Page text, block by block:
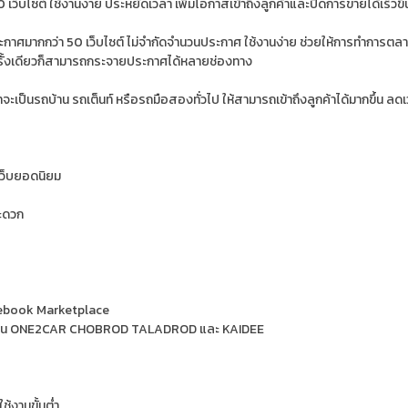
บไซต์ ใช้งานง่าย ประหยัดเวลา เพิ่มโอกาสเข้าถึงลูกค้าและปิดการขายได้เร็วขึ้
มากกว่า 50 เว็บไซต์ ไม่จำกัดจำนวนประกาศ ใช้งานง่าย ช่วยให้การทำการตล
ดียวก็สามารถกระจายประกาศได้หลายช่องทาง
เป็นรถบ้าน รถเต็นท์ หรือรถมือสองทั่วไป ให้สามารถเข้าถึงลูกค้าได้มากขึ้น ลด
ว็บยอดนิยม
วก
Marketplace
CHOBROD TALADROD และ KAIDEE